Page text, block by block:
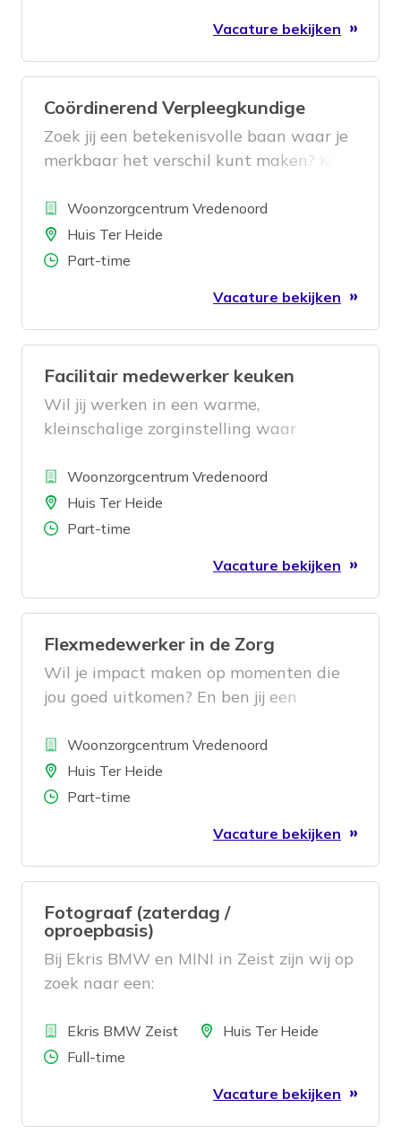
team, waar we dagelijks het verschil
maken voor onze bewoners. Klinkt dit als
Vacature bekijken
Coördinerend Verpleegkundige
Zoek jij een betekenisvolle baan waar je
merkbaar het verschil kunt maken? Kom
kleinschalige Vredenoord-team! Hier
geniet je van korte lijnen, een grote
mate van zelfstandigheid én een warme
BedrijfWoonzorgcentrum Vredenoord
LocatieHuis Ter Heide
Aantal uren
Part-time
Vacature bekijken
Facilitair medewerker keuken
Wil jij werken in een warme,
kleinschalige zorginstelling waar
voorop staat? Vredenoord is op zoek
naar gedreven medewerkers voor onze
keuken afdeling die een schone, veilige
BedrijfWoonzorgcentrum Vredenoord
LocatieHuis Ter Heide
Aantal uren
Part-time
Vacature bekijken
Flexmedewerker in de Zorg
Wil je impact maken op momenten die
jou goed uitkomen? En ben jij een
betrokken en warme zorgorganisatie?
Dan verwelkomen we je graag bij
Vredenoord!
BedrijfWoonzorgcentrum Vredenoord
LocatieHuis Ter Heide
Aantal uren
Part-time
Vacature bekijken
Fotograaf (zaterdag /
oproepbasis)
Bij Ekris BMW en MINI in Zeist zijn wij op
zoek naar een:
BedrijfEkris BMW ZeistLocatieHuis Ter Heide
Aantal uren
Full-time
Vacature bekijken